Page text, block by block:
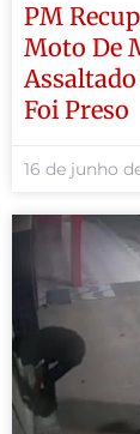
PM
Moto De
Foi Preso
16 de junho